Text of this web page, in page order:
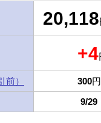
20,118
+4
前） 300円
9/29